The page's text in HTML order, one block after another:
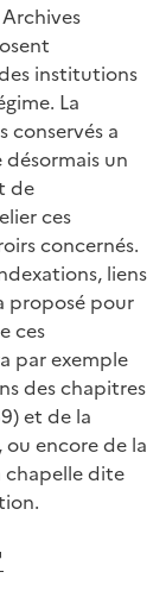
institutions
La
conservés a
un
de
ces
concernés.
liens
proposé pour
ces
par exemple
des chapitres
et de la
encore de la
chapelle dite